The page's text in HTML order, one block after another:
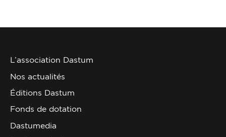
L’association Dastum
Nos actualités
Éditions Dastum
Fonds de dotation
Dastumedia